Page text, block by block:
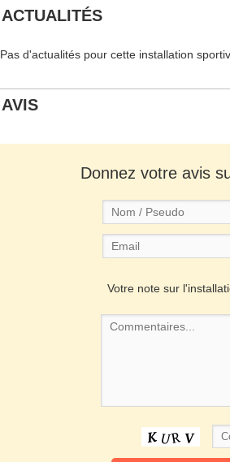
ACTUALITÉS
Pas d'actualités pour cette installation
AVIS
Donnez votre avis
Votre note sur